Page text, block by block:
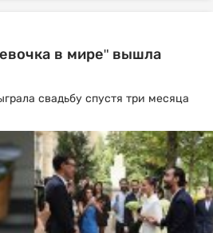
в мире" вышла
свадьбу спустя три месяца